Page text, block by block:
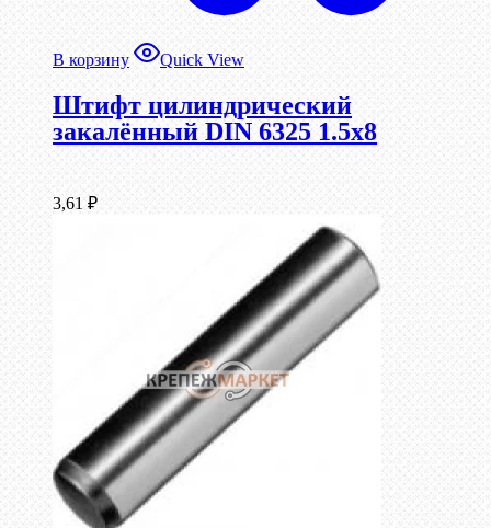
В корзину Quick View
Штифт цилиндрический
закалённый DIN 6325 1.5х8
3,61 ₽